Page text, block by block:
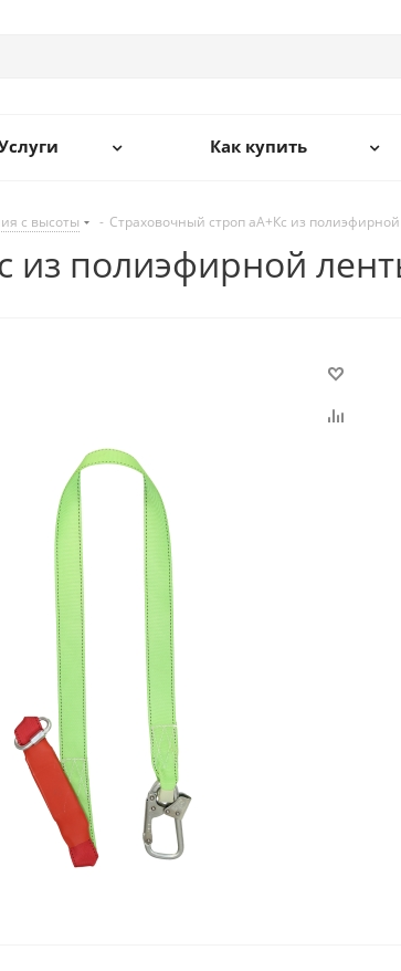
Как купить
с высоты - Страховочный строп аА+Кс из
из полиэфирной